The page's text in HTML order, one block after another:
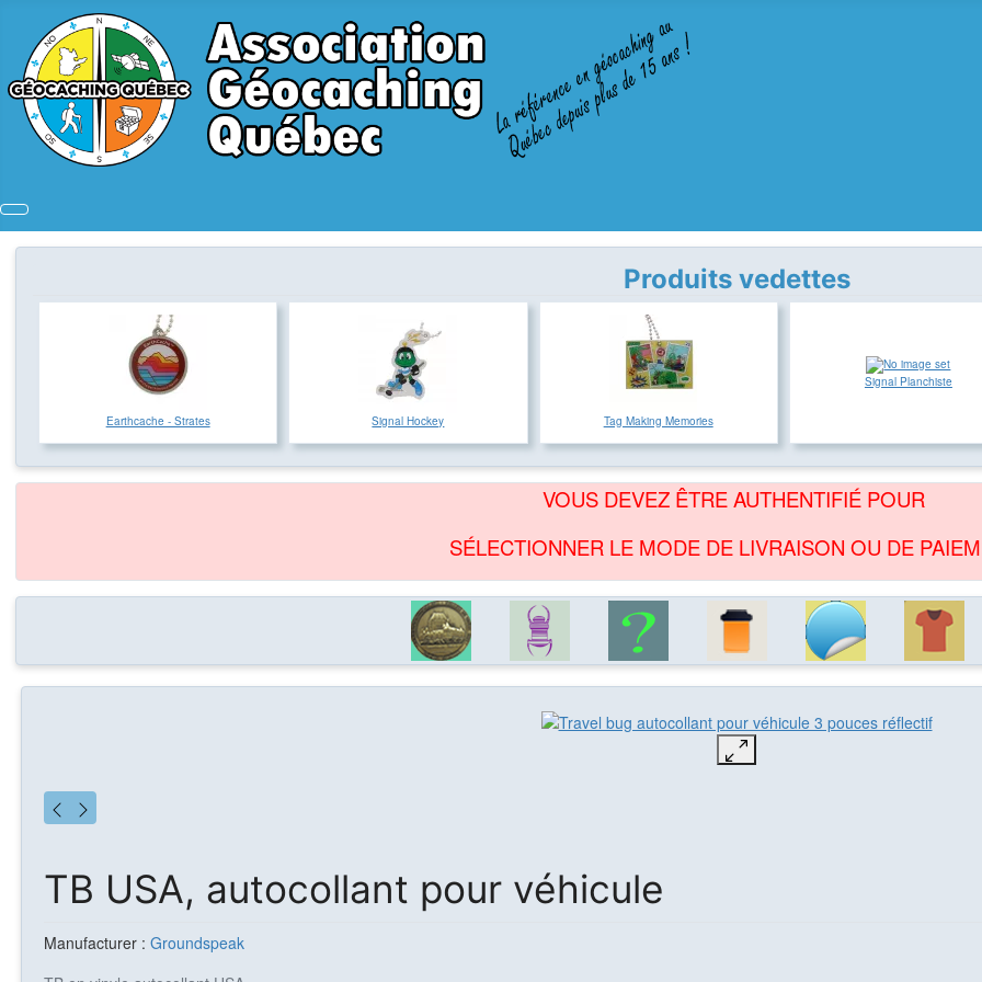
Produits vedettes
Earthcache - Strates Signal Hockey Tag Making Memories
Signal Planchiste
VOUS DEVEZ ÊTRE AUTHENTIFIÉ POUR
SÉLECTIONNER LE MODE DE LIVRAISON OU DE
TB USA, autocollant pour véhicule
Manufacturer : Groundspeak